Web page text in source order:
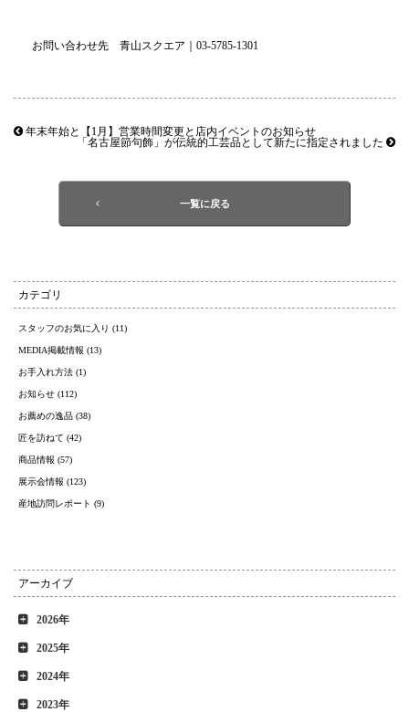
お問い合わせ先 青山スクエア｜03-5785-1301
年末年始と【1月】営業時間変更と店内イベントのお知らせ
「名古屋節句飾」が伝統的工芸品として新たに指定されました
一覧に戻る
カテゴリ
スタッフのお気に入り (11)
MEDIA掲載情報 (13)
お手入れ方法 (1)
お知らせ (112)
お薦めの逸品 (38)
匠を訪ねて (42)
商品情報 (57)
展示会情報 (123)
産地訪問レポート (9)
アーカイブ
2026年
2025年
2024年
2023年